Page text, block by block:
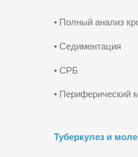
• Полный анализ
• Седиментация
• СРБ
• Периферический
Туберкулез и